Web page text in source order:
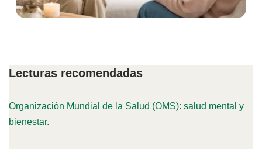
Lecturas recomendadas
Organización Mundial de la Salud (OMS): salud mental y
bienestar.